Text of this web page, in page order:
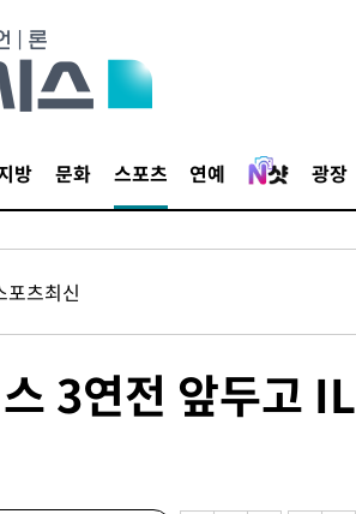
방 문화 스포츠 연예 광장
포츠최신
3연전 앞두고 IL